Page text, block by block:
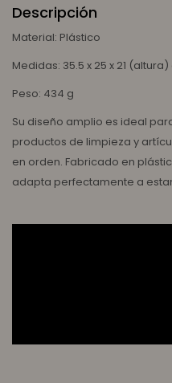
Descripción
Material: Plástico
Medidas: 35.5 x 25 x 21
Peso: 434 g
Su diseño amplio es ideal
productos de limpieza y
en orden. Fabricado en
adapta perfectamente a